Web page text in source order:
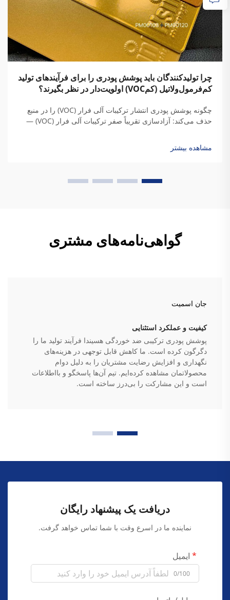
چرا تولیدکنندگان باید پوشش پودری را برای فرآیندهای تولید
کم‌فرمول‌ولاتیل (کم‌VOC) اولویت‌دار در نظر بگیرند؟
چگونه پوشش پودری انتشار ترکیبات آلی فرار (VOC) را در منبع
حذف می‌کند: آزادسازی تقریباً صفر ترکیبات آلی فرار (VOC) —
مایع سنتی، پوشش‌های پودری حاوی هیچ حلال مایعی نیستند که
این امر باعث می‌شود...
مشاهده بیشتر
گواهی‌نامه‌های مشتری
جان اسمیت
کیفیت و عملکرد استثنایی
پوشش پودری ترکیبی ضد خوردگی هسیندا فرآیند تولید ما را
دگرگون کرده است. ما کاهش قابل توجهی در هزینه‌های
نگهداری و افزایش رضایت مشتریان را به دلیل دوام
محصولاتمان مشاهده کرده‌ایم. تیم آن‌ها پاسخگو و بااطلاعات
است و این مشارکت را بی‌درز ساخته است.
دریافت یک پیشنهاد رایگان
نماینده ما در اسرع وقت با شما تماس خواهد گرفت.
ایمیل
0/100